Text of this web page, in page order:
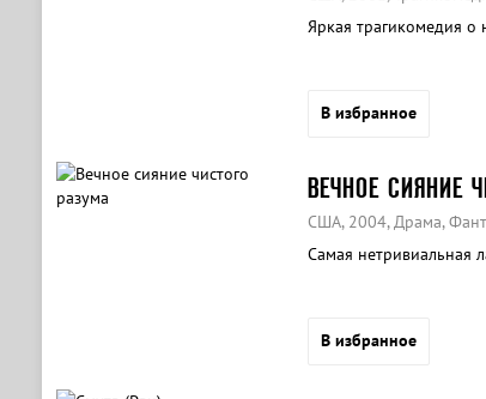
Яркая трагикомедия о
В избранное
ВЕЧНОЕ СИЯНИЕ
США, 2004, Драма,
Самая нетривиальная
В избранное